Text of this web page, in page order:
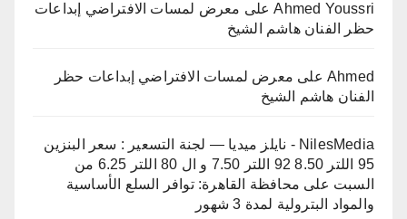
Ahmed Youssriعلى معرض لمسات الافتراضي إبداعات
حظر الفنان هاشم الشيخ
Ahmed على معرض لمسات الافتراضي إبداعات حظر
الفنان هاشم الشيخ
NilesMedia - نايلز ميديا — لجنة التسعير : سعر البنزين
95 اللتر 8.50 92 اللتر 7.50 و ال 80 اللتر 6.25 من
السبت على محافظة القاهرة: توافر السلع الأساسية
والمواد البترولية لمدة 3 شهور